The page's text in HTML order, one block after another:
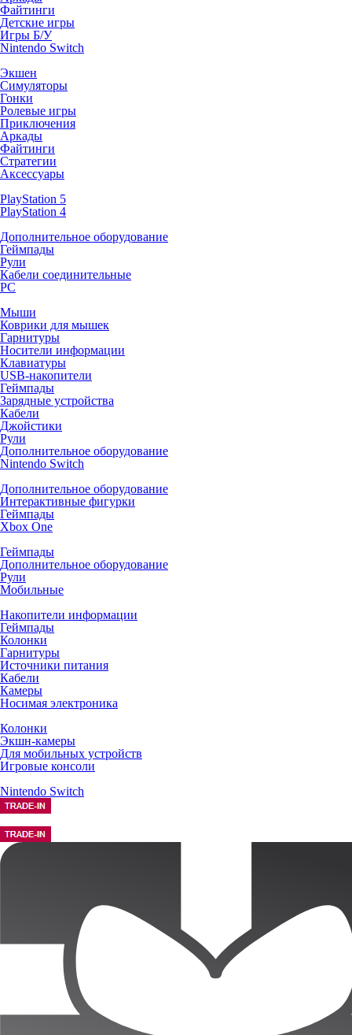
Файтинги
Детские игры
Игры Б/У
Nintendo Switch
Экшен
Симуляторы
Гонки
Ролевые игры
Приключения
Аркады
Файтинги
Стратегии
Аксессуары
PlayStation 5
PlayStation 4
Дополнительное оборудование
Геймпады
Рули
Кабели соединительные
PC
Мыши
Коврики для мышек
Гарнитуры
Носители информации
Клавиатуры
USB-накопители
Геймпады
Зарядные устройства
Кабели
Джойстики
Рули
Дополнительное оборудование
Nintendo Switch
Дополнительное оборудование
Интерактивные фигурки
Геймпады
Xbox One
Геймпады
Дополнительное оборудование
Рули
Мобильные
Накопители информации
Геймпады
Колонки
Гарнитуры
Источники питания
Кабели
Камеры
Носимая электроника
Колонки
Экшн-камеры
Для мобильных устройств
Игровые консоли
Nintendo Switch